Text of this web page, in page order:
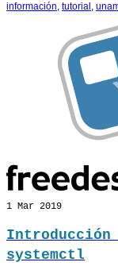
información, tutorial ,
1 Mar 2019
Introducción
systemctl